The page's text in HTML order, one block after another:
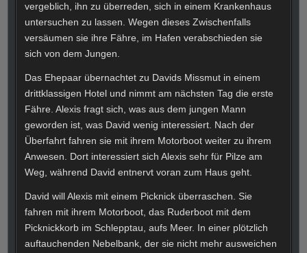
vergeblich, ihn zu überreden, sich in einem Krankenhaus
untersuchen zu lassen. Wegen dieses Zwischenfalls
versäumen sie ihre Fähre, im Hafen verabschieden sie
sich von dem Jungen.
Das Ehepaar übernachtet zu Davids Missmut in einem
drittklassigen Hotel und nimmt am nächsten Tag die erste
Fähre. Alexis fragt sich, was aus dem jungen Mann
geworden ist, was David wenig interessiert. Nach der
Überfahrt fahren sie mit ihrem Motorboot weiter zu ihrem
Anwesen. Dort interessiert sich Alexis sehr für Pilze am
Weg, während David entnervt voran zum Haus geht.
David will Alexis mit einem Picknick überraschen. Sie
fahren mit ihrem Motorboot, das Ruderboot mit dem
Picknickkorb im Schlepptau, aufs Meer. In einer plötzlich
auftauchenden Nebelbank, der sie nicht mehr ausweichen